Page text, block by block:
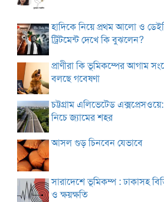
হাদিকে নিয়ে প্রথম আলো ও
ট্রিটমেন্ট দেখে কি বুঝলেন?
প্রাণীরা কি ভূমিকম্পের আগাম
বলছে গবেষণা
চট্টগ্রাম এলিভেটেড
নিচে জ্যামের শহর
আসল গুড় চিনবেন যেভাবে
সারাদেশে ভূমিকম্প : ঢাকাসহ
ও ক্ষয়ক্ষতি